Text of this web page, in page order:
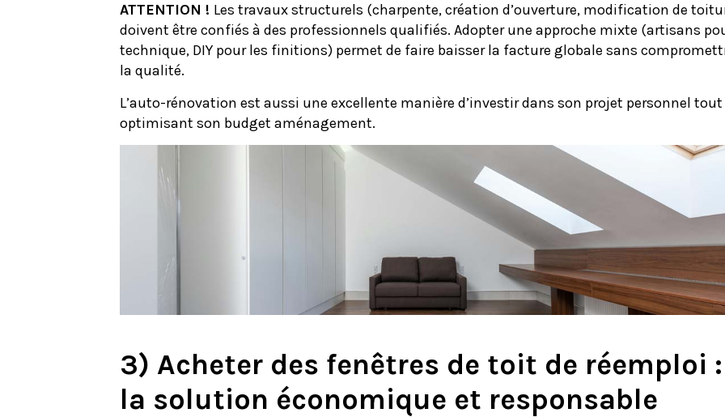
ATTENTION ! Les travaux structurels (charpente, création d’ouverture, modification de
doivent être confiés à des professionnels qualifiés. Adopter une approche mixte (artisans
technique, DIY pour les finitions) permet de faire baisser la facture globale sans
la qualité.
L’auto-rénovation est aussi une excellente manière d’investir dans son projet personnel tout
optimisant son budget aménagement.
3) Acheter des fenêtres de toit de réemploi :
la solution économique et responsable